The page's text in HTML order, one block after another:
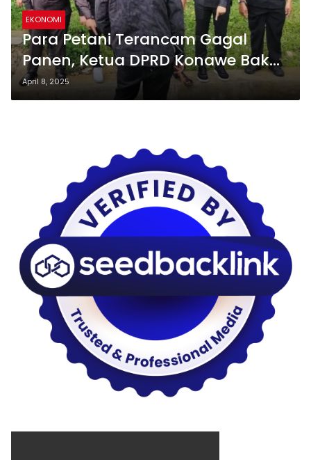
EKONOMI
Para Petani Terancam Gagal
Panen, Ketua DPRD Konawe Bakal
RDP dengan BWS IV Kendari
April 8, 2025